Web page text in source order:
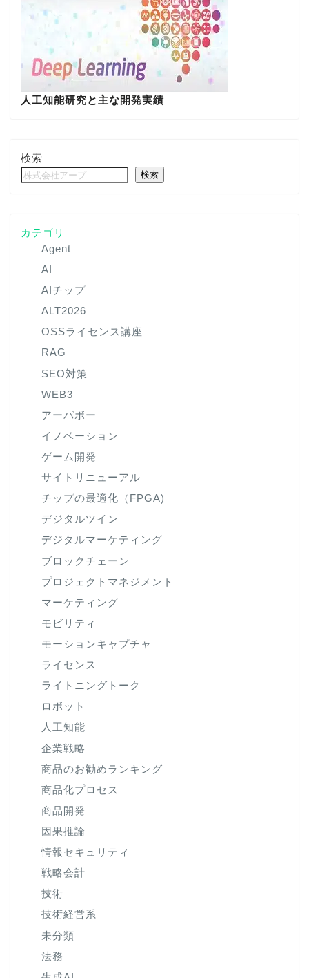
人工知能研究と主な開発実績
検索
検索
カテゴリ
Agent
AI
AIチップ
ALT2026
OSSライセンス講座
RAG
SEO対策
WEB3
アーパボー
イノベーション
ゲーム開発
サイトリニューアル
チップの最適化（FPGA)
デジタルツイン
デジタルマーケティング
ブロックチェーン
プロジェクトマネジメント
マーケティング
モビリティ
モーションキャプチャ
ライセンス
ライトニングトーク
ロボット
人工知能
企業戦略
商品のお勧めランキング
商品化プロセス
商品開発
因果推論
情報セキュリティ
戦略会計
技術
技術経営系
未分類
法務